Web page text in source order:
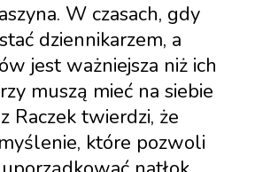
W czasach, gdy
dziennikarzem, a
jest ważniejsza niż ich
muszą mieć na siebie
Raczek twierdzi, że
które pozwoli